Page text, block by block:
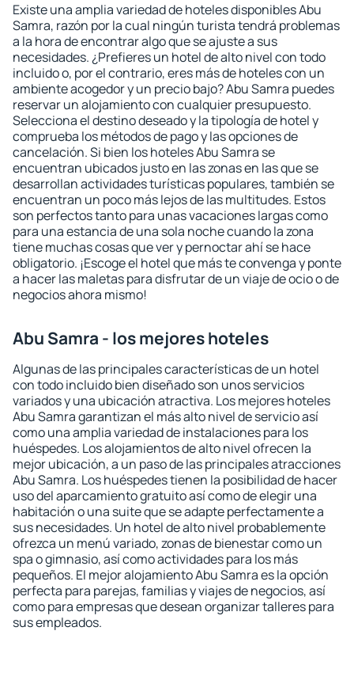
Existe una amplia variedad de hoteles disponibles Abu
Samra, razón por la cual ningún turista tendrá problemas
a la hora de encontrar algo que se ajuste a sus
necesidades. ¿Prefieres un hotel de alto nivel con todo
incluido o, por el contrario, eres más de hoteles con un
ambiente acogedor y un precio bajo? Abu Samra puedes
reservar un alojamiento con cualquier presupuesto.
Selecciona el destino deseado y la tipología de hotel y
comprueba los métodos de pago y las opciones de
cancelación. Si bien los hoteles Abu Samra se
encuentran ubicados justo en las zonas en las que se
desarrollan actividades turísticas populares, también se
encuentran un poco más lejos de las multitudes. Estos
son perfectos tanto para unas vacaciones largas como
para una estancia de una sola noche cuando la zona
tiene muchas cosas que ver y pernoctar ahí se hace
obligatorio. ¡Escoge el hotel que más te convenga y ponte
a hacer las maletas para disfrutar de un viaje de ocio o de
negocios ahora mismo!
Abu Samra - los mejores hoteles
Algunas de las principales características de un hotel
con todo incluido bien diseñado son unos servicios
variados y una ubicación atractiva. Los mejores hoteles
Abu Samra garantizan el más alto nivel de servicio así
como una amplia variedad de instalaciones para los
huéspedes. Los alojamientos de alto nivel ofrecen la
mejor ubicación, a un paso de las principales atracciones
Abu Samra. Los huéspedes tienen la posibilidad de hacer
uso del aparcamiento gratuito así como de elegir una
habitación o una suite que se adapte perfectamente a
sus necesidades. Un hotel de alto nivel probablemente
ofrezca un menú variado, zonas de bienestar como un
spa o gimnasio, así como actividades para los más
pequeños. El mejor alojamiento Abu Samra es la opción
perfecta para parejas, familias y viajes de negocios, así
como para empresas que desean organizar talleres para
sus empleados.